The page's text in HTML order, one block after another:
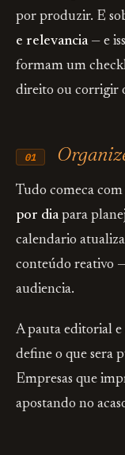
por produzir. E
e relevancia— e
formam um
direito ou corrigir
01
Tudo comeca
por diapara
calendario
conteúdo reativo
audiencia.
A pauta editorial e
define o que sera
Empresas que
apostando no